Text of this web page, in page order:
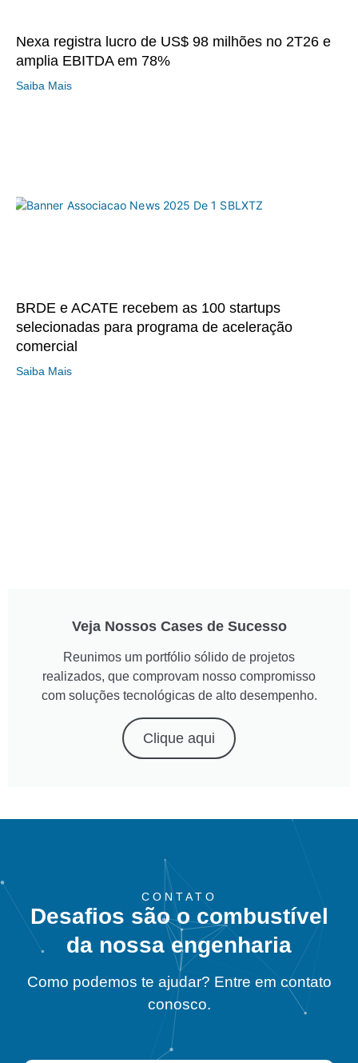
Nexa registra lucro de US$ 98 milhões no 2T26 e
amplia EBITDA em 78%
Saiba Mais
BRDE e ACATE recebem as 100 startups
selecionadas para programa de aceleração
comercial
Saiba Mais
Veja Nossos Cases de Sucesso
Reunimos um portfólio sólido de projetos
realizados, que comprovam nosso compromisso
com soluções tecnológicas de alto desempenho.
Clique aqui
CONTATO
Desafios são o combustível
da nossa engenharia
Como podemos te ajudar? Entre em contato
conosco.